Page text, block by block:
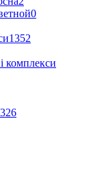
0
1352
комплекси
326